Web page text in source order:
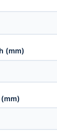
(mm)
mm)